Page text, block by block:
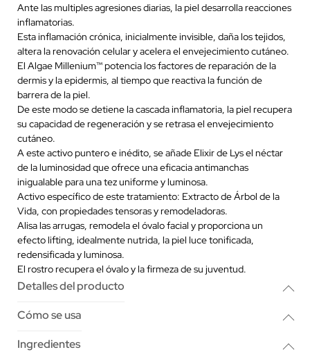
Ante las multiples agresiones diarias, la piel desarrolla reacciones
inflamatorias.
Esta inflamación crónica, inicialmente invisible, daña los tejidos,
altera la renovación celular y acelera el envejecimiento cutáneo.
El Algae Millenium™ potencia los factores de reparación de la
dermis y la epidermis, al tiempo que reactiva la función de
barrera de la piel.
De este modo se detiene la cascada inflamatoria, la piel recupera
su capacidad de regeneración y se retrasa el envejecimiento
cutáneo.
A este activo puntero e inédito, se añade Elixir de Lys el néctar
de la luminosidad que ofrece una eficacia antimanchas
inigualable para una tez uniforme y luminosa.
Activo específico de este tratamiento: Extracto de Árbol de la
Vida, con propiedades tensoras y remodeladoras.
Alisa las arrugas, remodela el óvalo facial y proporciona un
efecto lifting, idealmente nutrida, la piel luce tonificada,
redensificada y luminosa.
El rostro recupera el óvalo y la firmeza de su juventud.
Detalles del producto
Cómo se usa
Ingredientes